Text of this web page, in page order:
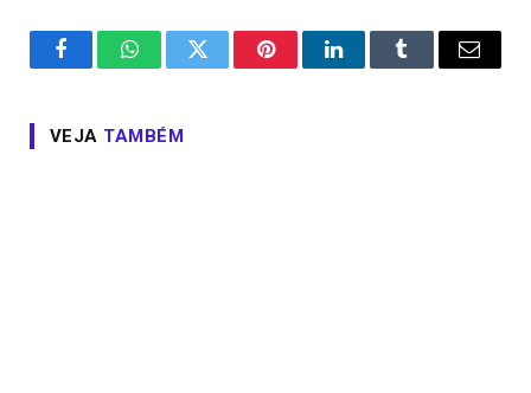
FacebookWhatsAppTwitter PinterestLinkedInTumblr Email
VEJA TAMBÉM